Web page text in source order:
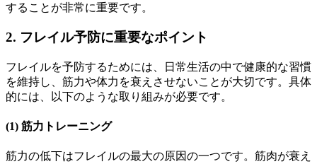
することが非常に重要です。
2. フレイル予防に重要なポイント
フレイルを予防するためには、日常生活の中で健康的な習慣
を維持し、筋力や体力を衰えさせないことが大切です。具体
的には、以下のような取り組みが必要です。
(1) 筋力トレーニング
筋力の低下はフレイルの最大の原因の一つです。筋肉が衰え